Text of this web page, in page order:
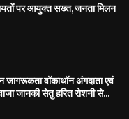
पर आयुक्त सख्त, जनता मिलन
वॉकाथॉन अंगदाता एवं
जानकी सेतु हरित रोशनी से...